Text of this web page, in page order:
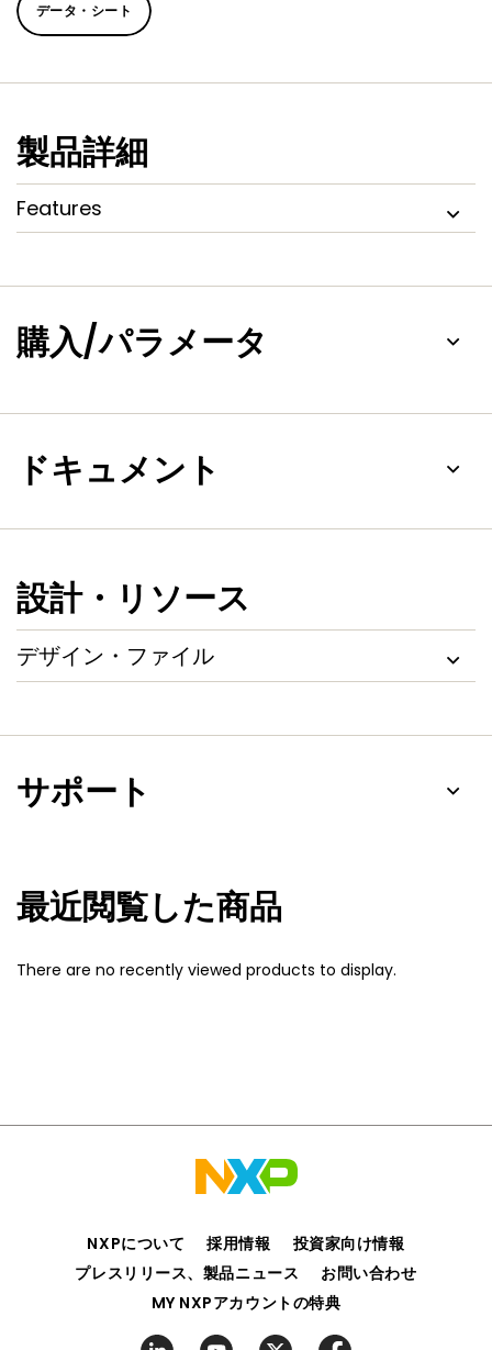
データ・シート
製品詳細
Features
購入/パラメータ
ドキュメント
設計・リソース
デザイン・ファイル
サポート
最近閲覧した商品
There are no recently viewed products to display.
NXPについて 採用情報
投資家向け情報
プレスリリース、製品ニュース
お問い合わせ
MY NXPアカウントの特典